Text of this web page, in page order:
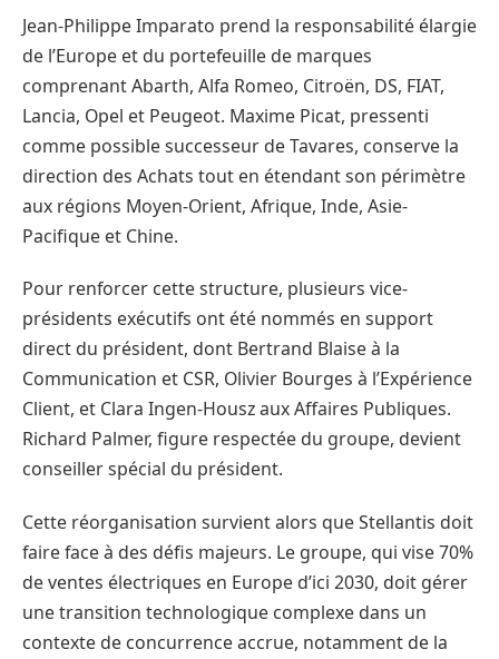
Jean-Philippe Imparato prend la responsabilité élargie
de l’Europe et du portefeuille de marques
comprenant Abarth, Alfa Romeo, Citroën, DS, FIAT,
Lancia, Opel et Peugeot. Maxime Picat, pressenti
comme possible successeur de Tavares, conserve la
direction des Achats tout en étendant son périmètre
aux régions Moyen-Orient, Afrique, Inde, Asie-
Pacifique et Chine.
Pour renforcer cette structure, plusieurs vice-
présidents exécutifs ont été nommés en support
direct du président, dont Bertrand Blaise à la
Communication et CSR, Olivier Bourges à l’Expérience
Client, et Clara Ingen-Housz aux Affaires Publiques.
Richard Palmer, figure respectée du groupe, devient
conseiller spécial du président.
Cette réorganisation survient alors que Stellantis doit
faire face à des défis majeurs. Le groupe, qui vise 70%
de ventes électriques en Europe d’ici 2030, doit gérer
une transition technologique complexe dans un
contexte de concurrence accrue, notamment de la